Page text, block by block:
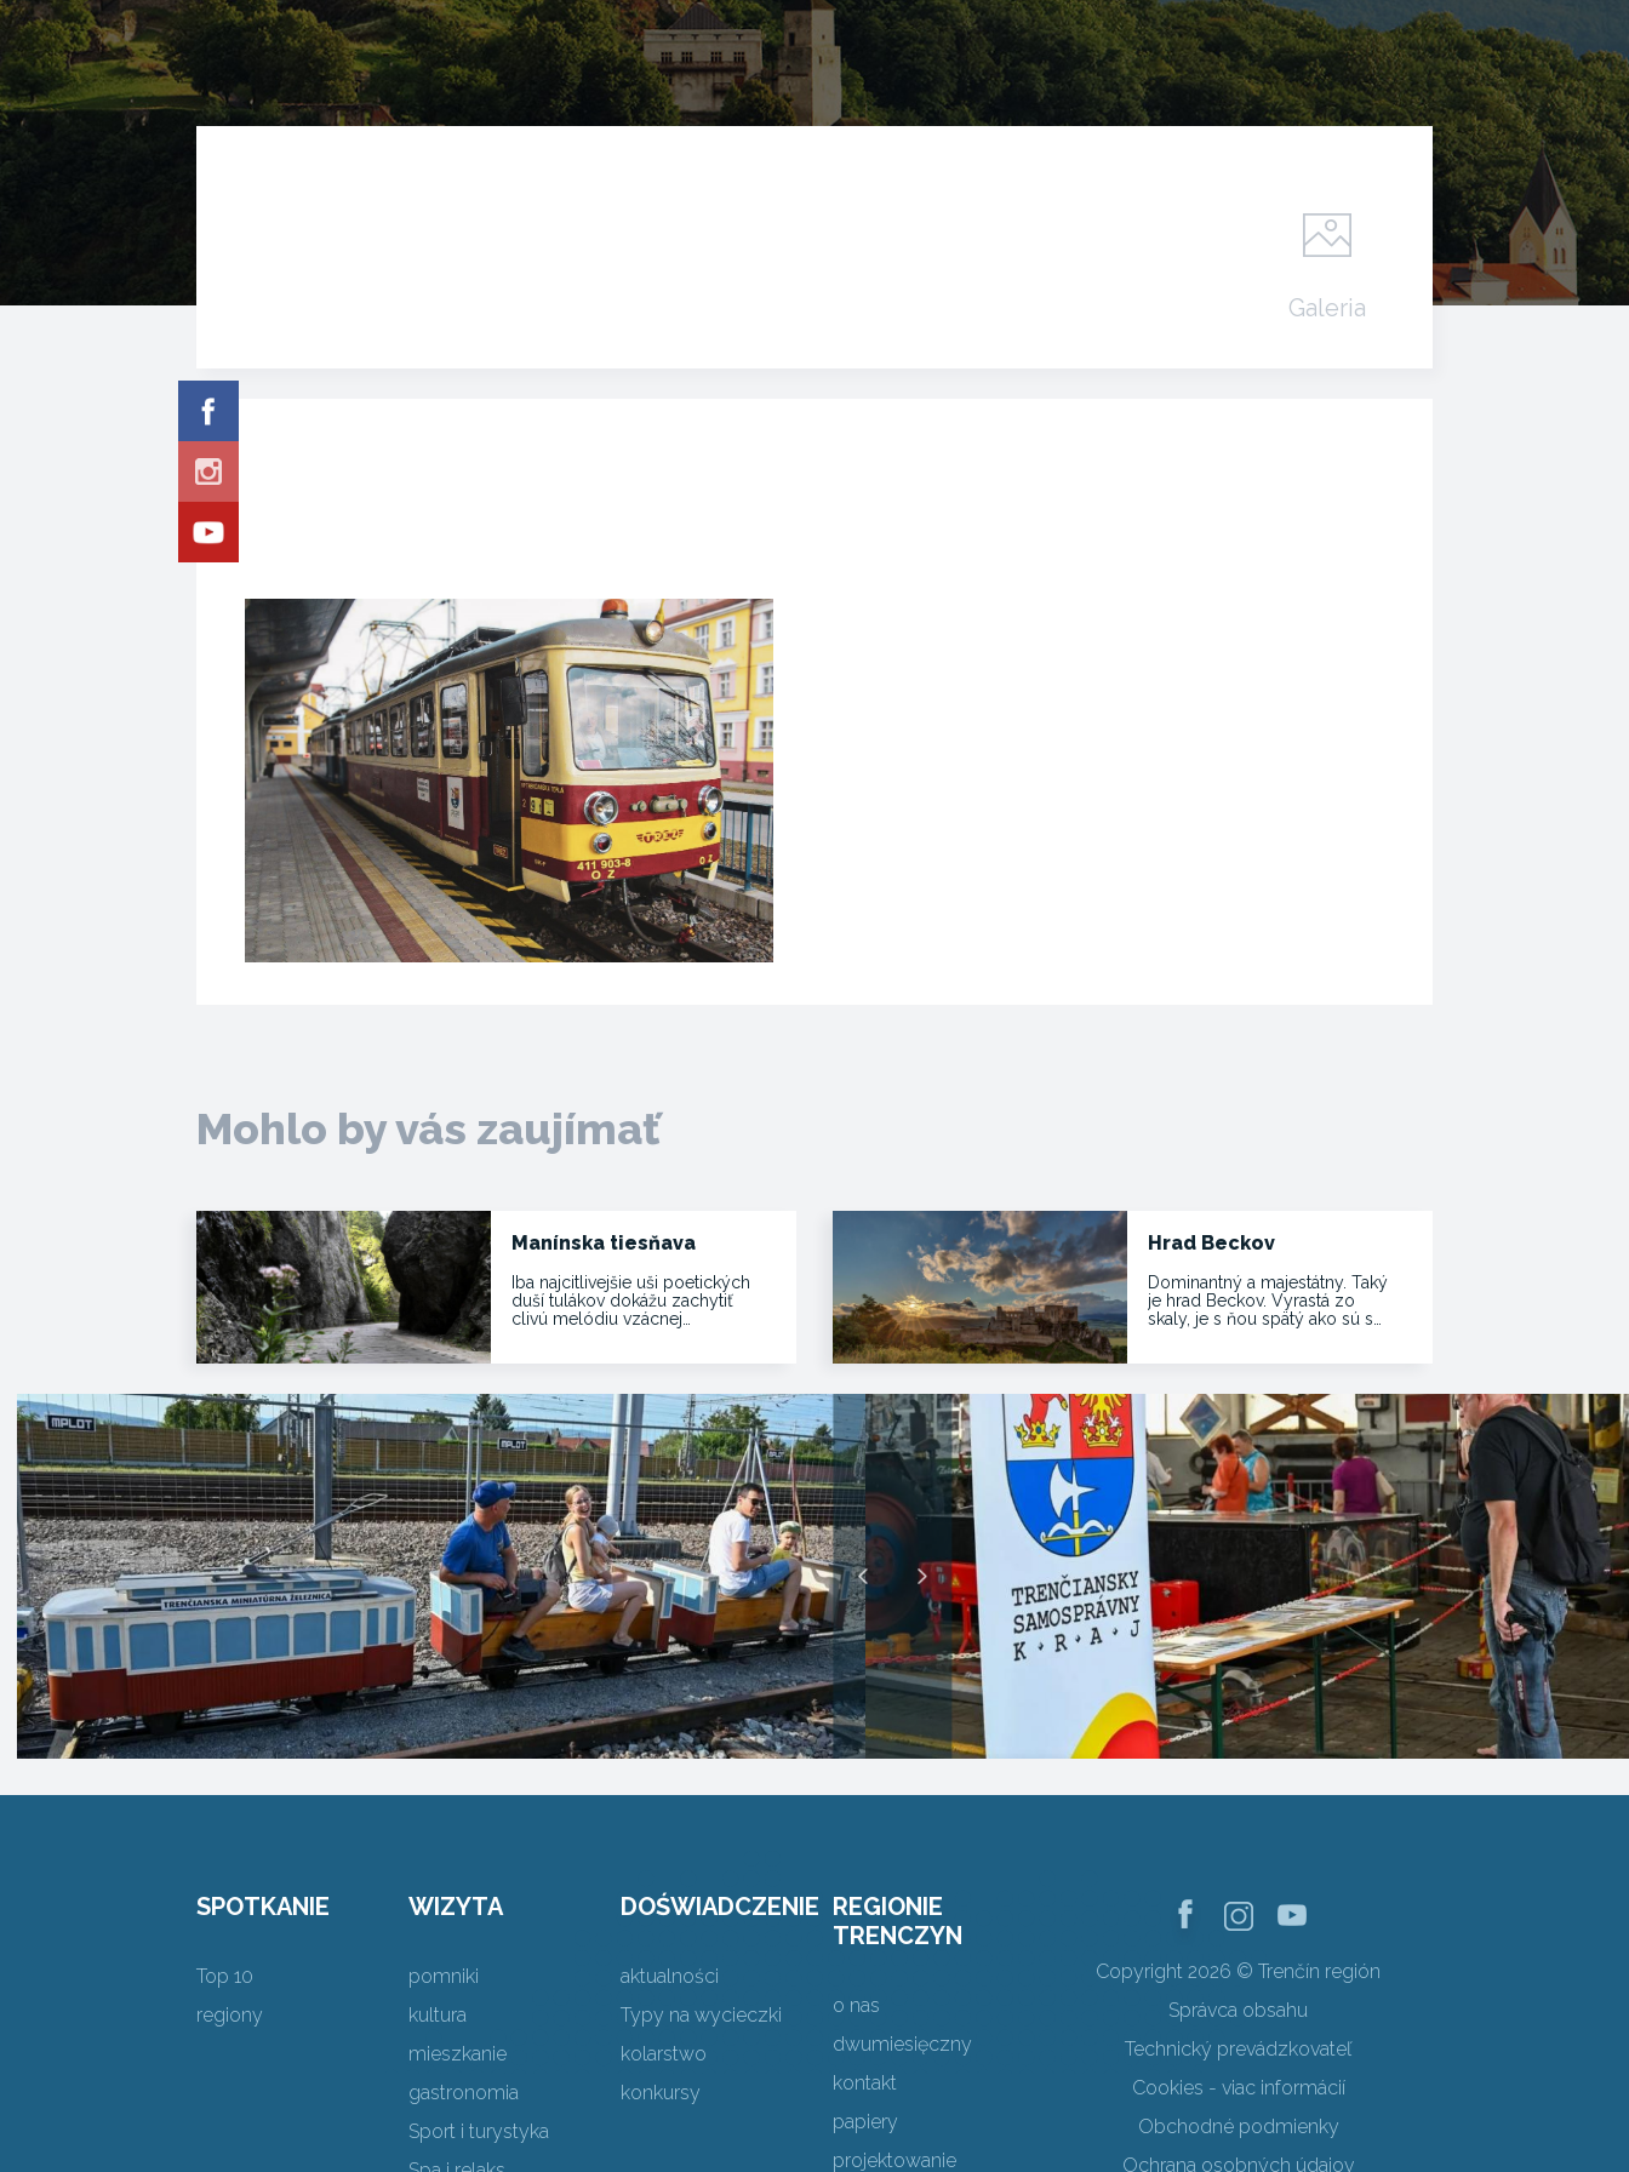
Galeria
Mohlo by vás zaujímať
Manínska tiesňava
Iba najcitlivejšie uši poetických
duší tulákov dokážu zachytiť
clivú melódiu vzácnej…
Hrad Beckov
Dominantný a majestátny. Taký
je hrad Beckov. Vyrastá zo
skaly, je s ňou spätý ako sú s…
SPOTKANIE
Top 10
regiony
WIZYTA
pomniki
kultura
mieszkanie
gastronomia
Sport i turystyka
DOŚWIADCZENIE
aktualności
Typy na wycieczki
kolarstwo
konkursy
REGIONIE
TRENCZYN
o nas
dwumiesięczny
kontakt
papiery
projektowanie
Copyright 2026 © Trenčín región
Správca obsahu
Technický prevádzkovateľ
Cookies - viac informácií
Obchodné podmienky
Ochrana osobných údajov